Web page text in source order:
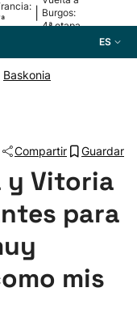
Burgos:
4ª etapa
ES
Baskonia
Compartir Guardar
y Vitoria
para
mis